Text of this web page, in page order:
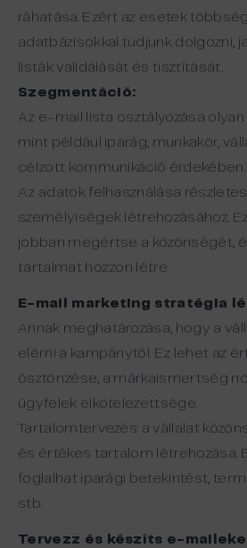
ráhatása. Ezért az esetek
adatbázisokkal tudjunk dolgozni,
listák validálását és tisztítását.
Szegmentáció:
Az e-mail lista osztályozása
mint például iparág, munkakör,
célzott kommunikáció érdekében.
Az adatok felhasználása
személyiségek létrehozásához.
jobban megértse a közönségét,
tartalmat hozzon létre.
E-mail marketing stratégia
Annak meghatározása, hogy a
elérni a kampánytól. Ez lehet az
ösztönzése, a márkaismertség
ügyfelek elkötelezettsége.
Tartalomtervezés: a vállalat
és értékes tartalom létrehozása.
foglalhat iparági betekintést,
stb.
Tervezz és készíts e-